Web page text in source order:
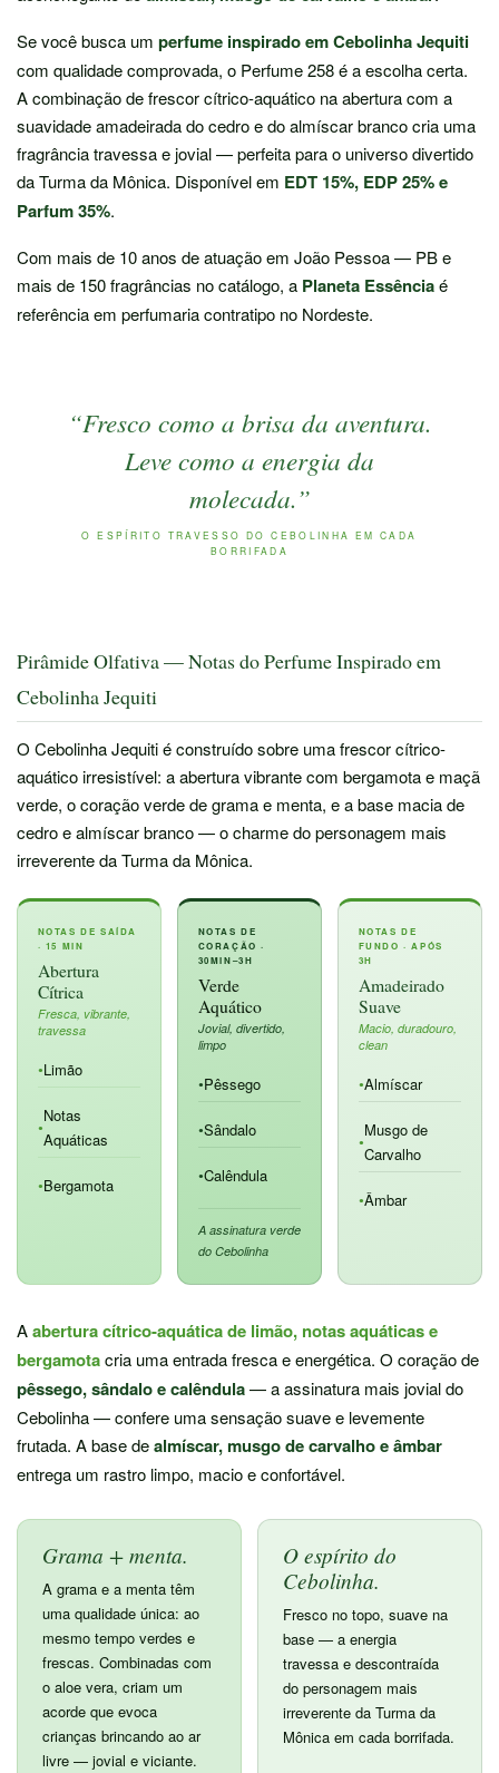
Se você busca um perfume inspirado em Cebolinha Jequiti
com qualidade comprovada, o Perfume 258 é a escolha certa.
A combinação de frescor cítrico-aquático na abertura com a
suavidade amadeirada do cedro e do almíscar branco cria uma
fragrância travessa e jovial — perfeita para o universo divertido
da Turma da Mônica. Disponível em EDT 15%, EDP 25% e
Parfum 35%.
Com mais de 10 anos de atuação em João Pessoa — PB e
mais de 150 fragrâncias no catálogo, a Planeta Essênciaé
referência em perfumaria contratipo no Nordeste.
“Fresco como a brisa da aventura.
Leve como a energia da
molecada.”
O ESPÍRITO TRAVESSO DO CEBOLINHA EM CADA
BORRIFADA
Pirâmide Olfativa — Notas do Perfume Inspirado em
Cebolinha Jequiti
O Cebolinha Jequiti é construído sobre uma frescor cítrico-
aquático irresistível: a abertura vibrante com bergamota e maçã
verde, o coração verde de grama e menta, e a base macia de
cedro e almíscar branco — o charme do personagem mais
irreverente da Turma da Mônica.
NOTAS DE SAÍDA
· 15 MIN
Abertura
Cítrica
Fresca, vibrante,
travessa
●Limão
●
Notas
Aquáticas
●Bergamota
NOTAS DE
CORAÇÃO ·
30MIN–3H
Verde
Aquático
Jovial, divertido,
limpo
●Pêssego
●Sândalo
●Calêndula
A assinatura verde
do Cebolinha
NOTAS DE
FUNDO · APÓS
3H
Amadeirado
Suave
Macio, duradouro,
clean
●Almíscar
●
Musgo de
Carvalho
●Âmbar
Aabertura cítrico-aquática de limão, notas aquáticas e
bergamotacria uma entrada fresca e energética. O coração de
pêssego, sândalo e calêndula— a assinatura mais jovial do
Cebolinha — confere uma sensação suave e levemente
frutada. A base dealmíscar, musgo de carvalho e âmbar
entrega um rastro limpo, macio e confortável.
Grama + menta.
A grama e a menta têm
uma qualidade única: ao
mesmo tempo verdes e
frescas. Combinadas com
o aloe vera, criam um
acorde que evoca
crianças brincando ao ar
livre — jovial e viciante.
O espírito do
Cebolinha.
Fresco no topo, suave na
base — a energia
travessa e descontraída
do personagem mais
irreverente da Turma da
Mônica em cada borrifada.